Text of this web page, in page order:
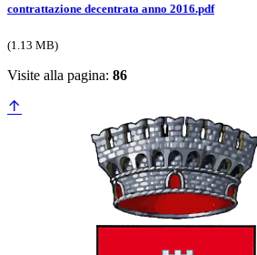
contrattazione decentrata anno 2016.pdf
(1.13 MB)
Visite alla pagina: 86